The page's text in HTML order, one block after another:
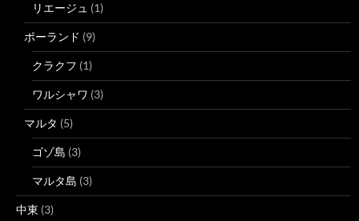
リエージュ (1)
ポーランド (9)
クラクフ (1)
ワルシャワ (3)
マルタ (5)
ゴゾ島 (3)
マルタ島 (3)
中東 (3)